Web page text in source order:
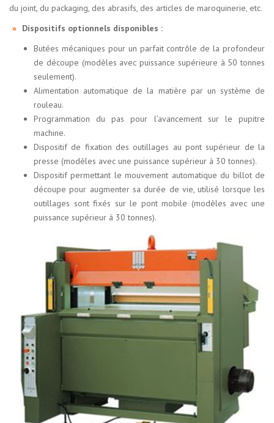
du joint, du packaging, des abrasifs, des articles de maroquinerie, etc.
» Dispositifs optionnels disponibles :
Butées mécaniques pour un parfait contrôle de la profondeur
de découpe (modèles avec puissance supérieure à 50 tonnes
seulement).
Alimentation automatique de la matière par un système de
rouleau.
Programmation du pas pour l’avancement sur le pupitre
machine.
Dispositif de fixation des outillages au pont supérieur de la
presse (modèles avec une puissance supérieur à 30 tonnes).
Dispositif permettant le mouvement automatique du billot de
découpe pour augmenter sa durée de vie, utilisé lorsque les
outillages sont fixés sur le pont mobile (modèles avec une
puissance supérieur à 30 tonnes).